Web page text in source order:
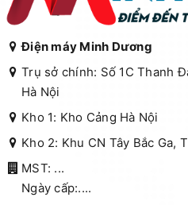
Điện máy Minh Dương
Trụ sở chính: Số 1C Thanh
Hà Nội
Kho 1: Kho Cảng Hà Nội
Kho 2: Khu CN Tây Bắc Ga,
MST: ...
Ngày cấp:....